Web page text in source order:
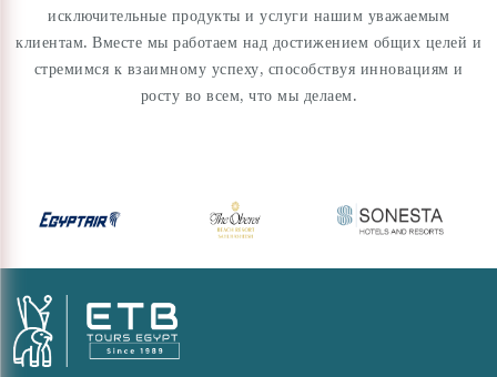
исключительные продукты и услуги нашим уважаемым
клиентам. Вместе мы работаем над достижением общих целей и
стремимся к взаимному успеху, способствуя инновациям и
росту во всем, что мы делаем.